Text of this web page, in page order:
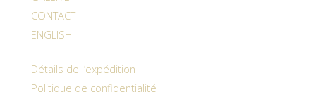
CONTACT
ENGLISH
Détails de l’expédition
Politique de confidentialité